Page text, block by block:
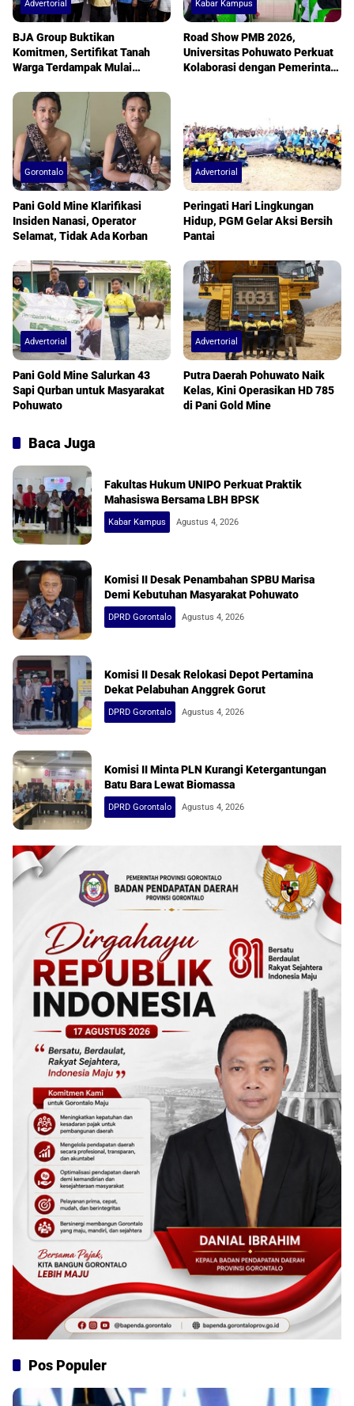
Advertorial
BJA Group Buktikan
Komitmen, Sertifikat Tanah
Warga Terdampak Mulai
Kabar Kampus
Road Show PMB 2026,
Universitas Pohuwato Perkuat
Kolaborasi dengan Pemerintah
Gorontalo
Pani Gold Mine Klarifikasi
Insiden Nanasi, Operator
Selamat, Tidak Ada Korban
Advertorial
Peringati Hari Lingkungan
Hidup, PGM Gelar Aksi Bersih
Pantai
Advertorial
Pani Gold Mine Salurkan 43
Sapi Qurban untuk Masyarakat
Pohuwato
Advertorial
Putra Daerah Pohuwato Naik
Kelas, Kini Operasikan HD 785
di Pani Gold Mine
Baca Juga
Fakultas Hukum UNIPO Perkuat Praktik
Mahasiswa Bersama LBH BPSK
Kabar Kampus Agustus 4, 2026
Komisi II Desak Penambahan SPBU Marisa
Demi Kebutuhan Masyarakat Pohuwato
DPRD Gorontalo Agustus 4, 2026
Komisi II Desak Relokasi Depot Pertamina
Dekat Pelabuhan Anggrek Gorut
DPRD Gorontalo Agustus 4, 2026
Komisi II Minta PLN Kurangi Ketergantungan
Batu Bara Lewat Biomassa
DPRD Gorontalo Agustus 4, 2026
Pos Populer